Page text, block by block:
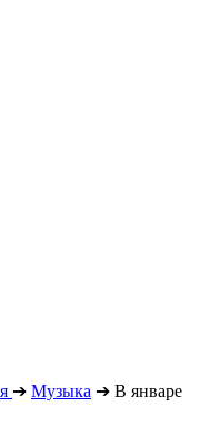
➔ Музыка ➔ В январе